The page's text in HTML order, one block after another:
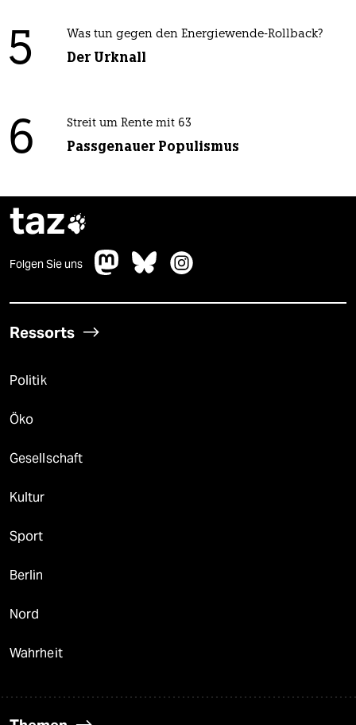
5 Was tun gegen den Energiewende-Rollback?
Der Urknall
6 Streit um Rente mit 63
Passgenauer Populismus
taz
Folgen Sie uns
Ressorts
Politik
Öko
Gesellschaft
Kultur
Sport
Berlin
Nord
Wahrheit